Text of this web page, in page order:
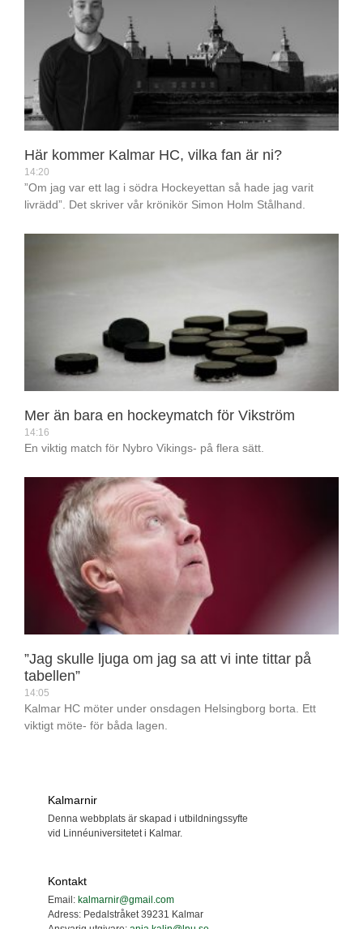
Här kommer Kalmar HC, vilka fan är ni?
14:20
”Om jag var ett lag i södra Hockeyettan så hade jag varit
livrädd”. Det skriver vår krönikör Simon Holm Stålhand.
Mer än bara en hockeymatch för Vikström
14:16
En viktig match för Nybro Vikings- på flera sätt.
”Jag skulle ljuga om jag sa att vi inte tittar på
tabellen”
14:05
Kalmar HC möter under onsdagen Helsingborg borta. Ett
viktigt möte- för båda lagen.
Kalmarnir
Denna webbplats är skapad i utbildningssyfte
vid Linnéuniversitetet i Kalmar.
Kontakt
Email: kalmarnir@gmail.com
Adress: Pedalstråket 39231 Kalmar